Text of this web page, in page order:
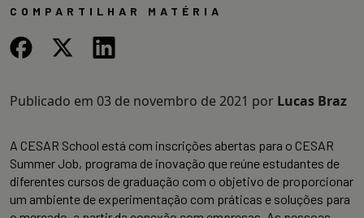
COMPARTILHAR MATÉRIA
Publicado em 03 de novembro de 2021 por Lucas Braz
A CESAR School está com inscrições abertas para o CESAR
Summer Job, programa de inovação que reúne estudantes de
diferentes cursos de graduação com o objetivo de proporcionar
um ambiente de experimentação com práticas e soluções para